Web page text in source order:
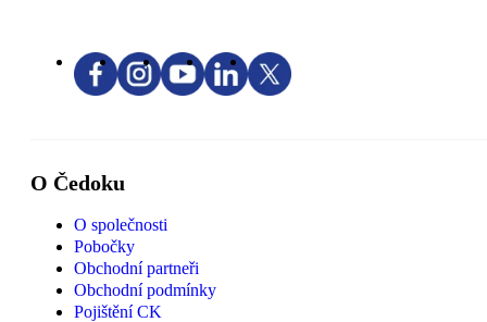
O Čedoku
O společnosti
Pobočky
Obchodní partneři
Obchodní podmínky
Pojištění CK